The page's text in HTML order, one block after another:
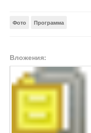
Фото Программа
Вложения: